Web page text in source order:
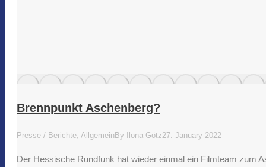
Brennpunkt Aschenberg?
Presse / Berichte, AllgemeinBy Ilona Götz27. January 2022
Der Hessische Rundfunk hat wieder einmal ein Filmteam zum